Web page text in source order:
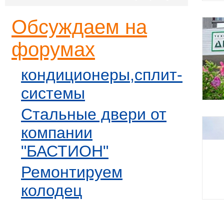
Обсуждаем на
форумах
кондиционеры,сплит-
системы
Стальные двери от
компании
"БАСТИОН"
Ремонтируем
колодец